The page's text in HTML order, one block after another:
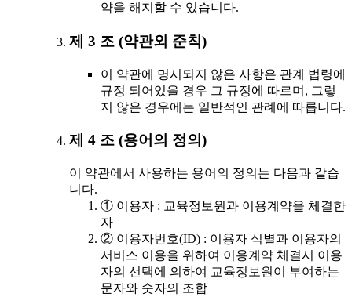
약을 해지할 수 있습니다.
제 3 조 (약관외 준칙)
이 약관에 명시되지 않은 사항은 관계 법령에
규정 되어있을 경우 그 규정에 따르며, 그렇
지 않은 경우에는 일반적인 관례에 따릅니다.
제 4 조 (용어의 정의)
이 약관에서 사용하는 용어의 정의는 다음과 같습
니다.
① 이용자 : 교육정보원과 이용계약을 체결한
자
② 이용자번호(ID) : 이용자 식별과 이용자의
서비스 이용을 위하여 이용계약 체결시 이용
자의 선택에 의하여 교육정보원이 부여하는
문자와 숫자의 조합